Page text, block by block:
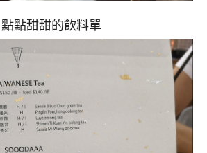
點點甜甜的飲料單